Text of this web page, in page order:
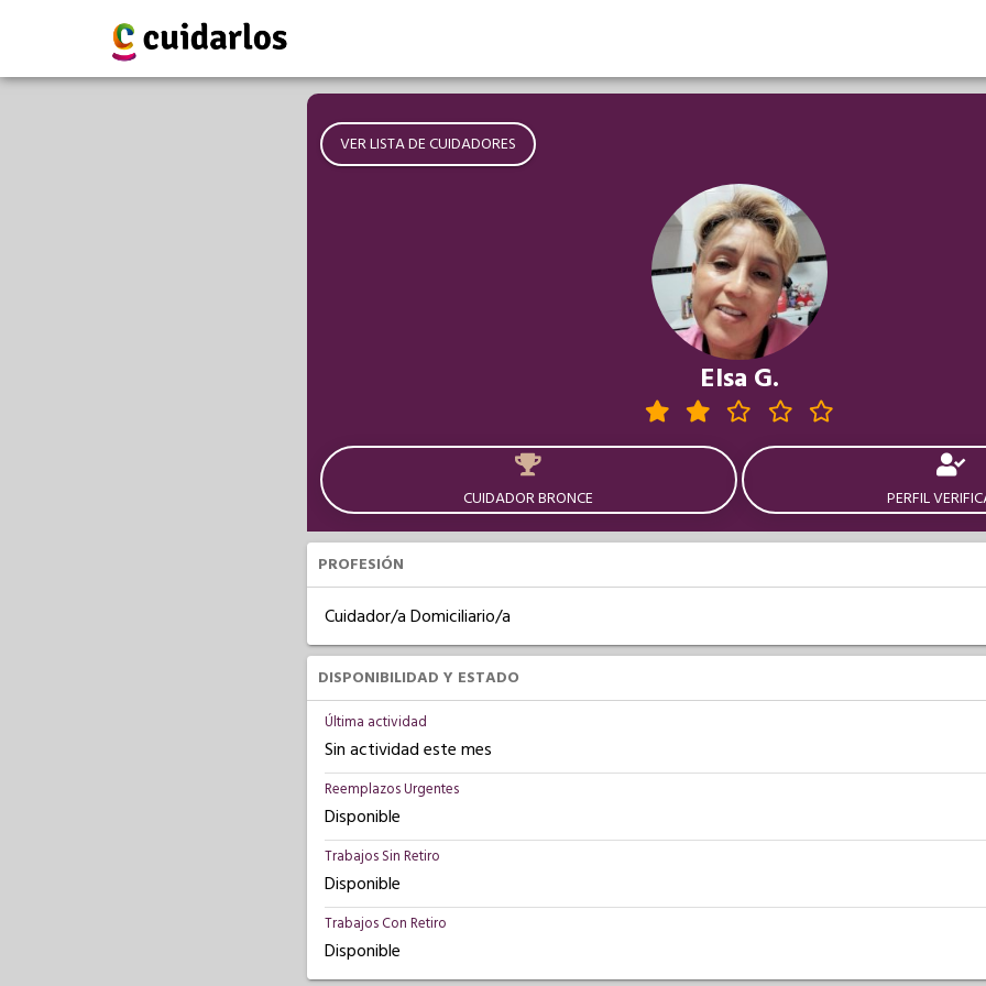
VER LISTA DE CUIDADORES
Elsa G.
CUIDADOR BRONCE PERFIL
PROFESIÓN
Cuidador/a Domiciliario/a
DISPONIBILIDAD Y ESTADO
Última actividad
Sin actividad este mes
Reemplazos Urgentes
Disponible
Trabajos Sin Retiro
Disponible
Trabajos Con Retiro
Disponible